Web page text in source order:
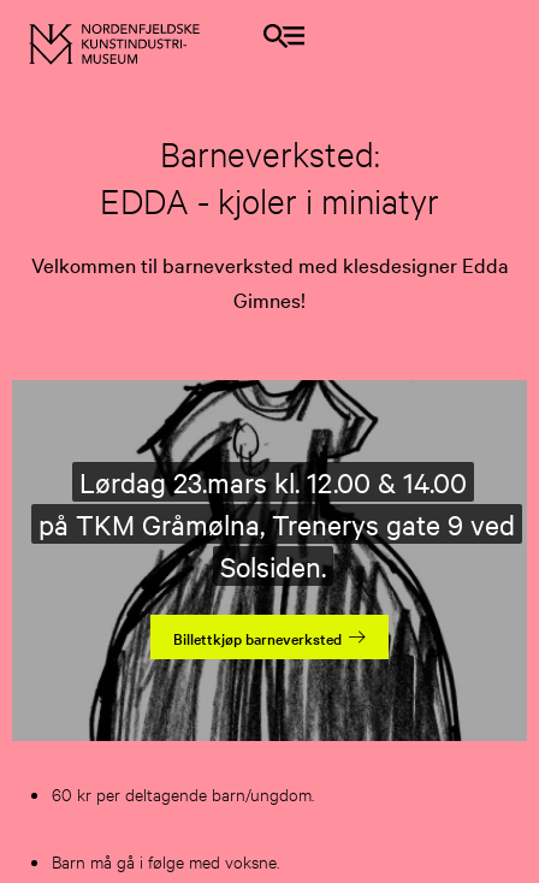
Barneverksted:
EDDA - kjoler i miniatyr
Velkommen til barneverksted med klesdesigner Edda
Gimnes!
Lørdag 23.mars kl. 12.00 & 14.00
på TKM Gråmølna, Trenerys gate 9 ved
Solsiden.
Billettkjøp barneverksted
60 kr per deltagende barn/ungdom.
Barn må gå i følge med voksne.